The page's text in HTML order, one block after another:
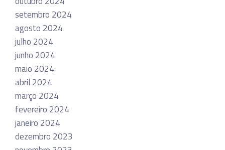
setembro 2024
agosto 2024
julho 2024
junho 2024
maio 2024
abril 2024
março 2024
fevereiro 2024
janeiro 2024
dezembro 2023